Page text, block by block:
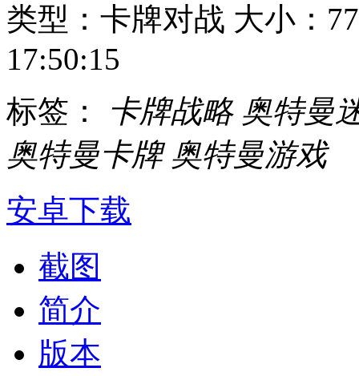
类型：卡牌对战 大小：
17:50:15
标签： 卡牌战略 奥特曼
奥特曼卡牌 奥特曼游戏
安卓下载
截图
简介
版本